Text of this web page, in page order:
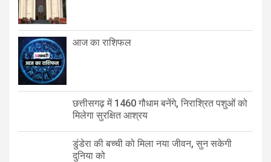
आज का राशिफल
छत्तीसगढ़ में 1460 गौधाम बनेंगे, निराश्रित पशुओं को
मिलेगा सुरक्षित आश्रय
डुंडेरा की बच्ची को मिला नया जीवन, सुन सकेगी
दुनिया को